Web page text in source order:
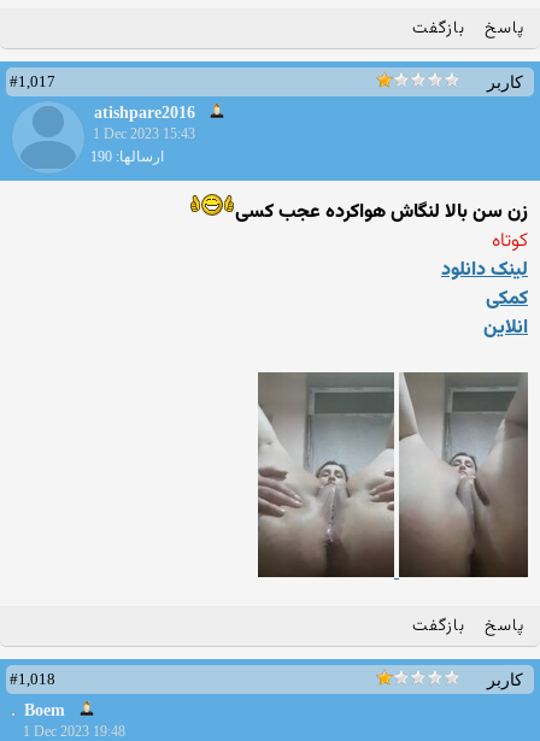
پاسخ بازگفت
کاربر
#1,017
atishpare2016
1 Dec 2023 15:43
ارسالها: 190
زن سن بالا لنگاش هواکرده عجب کسی
کوتاه
لینک دانلود
کمکی
انلاین
پاسخ بازگفت
کاربر
#1,018
Boem
1 Dec 2023 19:48